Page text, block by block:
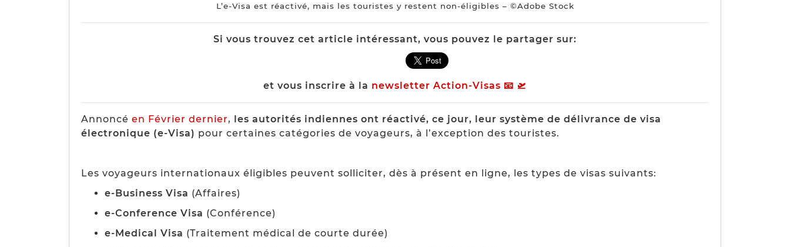
L’e-Visa est réactivé, mais les touristes y restent non-éligibles – ©Adobe Stock
Si vous trouvez cet article intéressant, vous pouvez le partager sur:
et vous inscrire à la newsletter Action-Visas 📧 🛫
Annoncé en Février dernier, les autorités indiennes ont réactivé, ce jour, leur système de délivrance de visa
électronique (e-Visa) pour certaines catégories de voyageurs, à l’exception des touristes.
Les voyageurs internationaux éligibles peuvent solliciter, dès à présent en ligne, les types de visas suivants:
e-Business Visa (Affaires)
e-Conference Visa (Conférence)
e-Medical Visa (Traitement médical de courte durée)